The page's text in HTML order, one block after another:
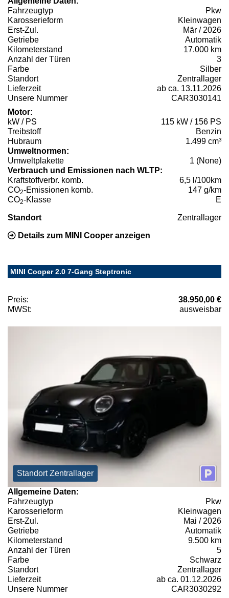
Fahrzeugtyp
Pkw
Karosserieform
Kleinwagen
Erst-Zul.
Mär / 2026
Getriebe
Automatik
Kilometerstand
17.000 km
Anzahl der Türen
3
Farbe
Silber
Standort
Zentrallager
Lieferzeit
ab ca. 13.11.2026
Unsere Nummer
CAR3030141
Motor:
kW / PS
115 kW / 156 PS
Treibstoff
Benzin
Hubraum
1.499 cm³
Umweltnormen:
Umweltplakette
1 (None)
Verbrauch und Emissionen nach WLTP:
Kraftstoffverbr. komb.
6,5 l/100km
CO2-Emissionen komb.
147 g/km
CO2-Klasse E
Standort Zentrallager
Details zum MINI Cooper anzeigen
MINI Cooper 2.0 7-Gang Steptronic
Preis:
38.950,00 €
MWSt:
ausweisbar
Standort Zentrallager
Allgemeine Daten:
Fahrzeugtyp
Pkw
Karosserieform
Kleinwagen
Erst-Zul.
Mai / 2026
Getriebe
Automatik
Kilometerstand
9.500 km
Anzahl der Türen
5
Farbe
Schwarz
Standort
Zentrallager
Lieferzeit
ab ca. 01.12.2026
Unsere Nummer
CAR3030292